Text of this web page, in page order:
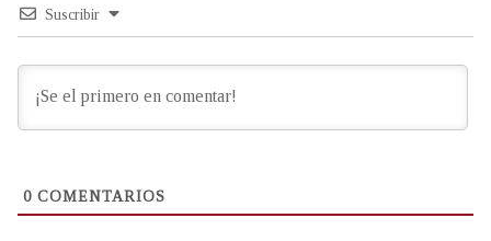
Suscribir
0 COMENTARIOS